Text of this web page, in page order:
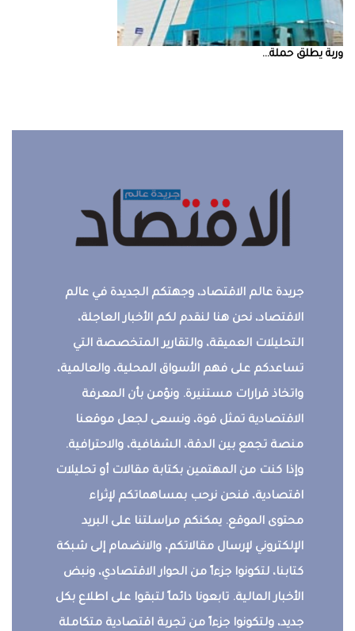
‮‬وربة‮‬‭ ‬يطلق‭ ‬حملة‭ ...
جريدة عالم الاقتصاد، وجهتكم الجديدة في عالم
الاقتصاد، نحن هنا لنقدم لكم الأخبار العاجلة،
التحليلات العميقة، والتقارير المتخصصة التي
تساعدكم على فهم الأسواق المحلية، والعالمية،
واتخاذ قرارات مستنيرة. ونؤمن بأن المعرفة
الاقتصادية تمثل قوة، ونسعى لجعل موقعنا
منصة تجمع بين الدقة، الشفافية، والاحترافية.
وإذا كنت من المهتمين بكتابة مقالات أو تحليلات
اقتصادية، فنحن نرحب بمساهماتكم لإثراء
محتوى الموقع. يمكنكم مراسلتنا على البريد
الإلكتروني لإرسال مقالاتكم، والانضمام إلى شبكة
كتابنا، لتكونوا جزءاً من الحوار الاقتصادي، ونبض
الأخبار المالية. تابعونا دائماً لتبقوا على اطلاع بكل
جديد، ولتكونوا جزءاً من تجربة اقتصادية متكاملة